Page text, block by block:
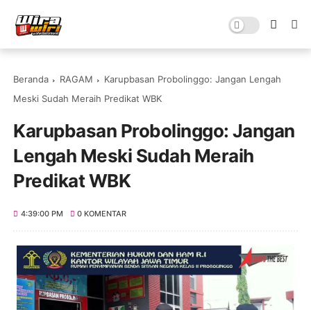
Beranda RAGAM
Karupbasan Probolinggo: Jangan Lengah
Meski Sudah Meraih Predikat WBK
Karupbasan Probolinggo: Jangan
Lengah Meski Sudah Meraih
Predikat WBK
4:39:00 PM 0 KOMENTAR